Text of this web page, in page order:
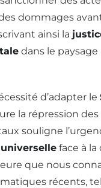
dommages
ainsi la
dans le paysage
d’adapter le
la répression
souligne
face à la
que nous
récents,